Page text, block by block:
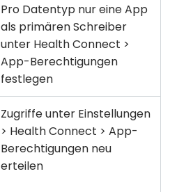
Pro Datentyp nur eine App
als primären Schreiber
unter Health Connect >
App-Berechtigungen
festlegen
Zugriffe unter Einstellungen
> Health Connect > App-
Berechtigungen neu
erteilen